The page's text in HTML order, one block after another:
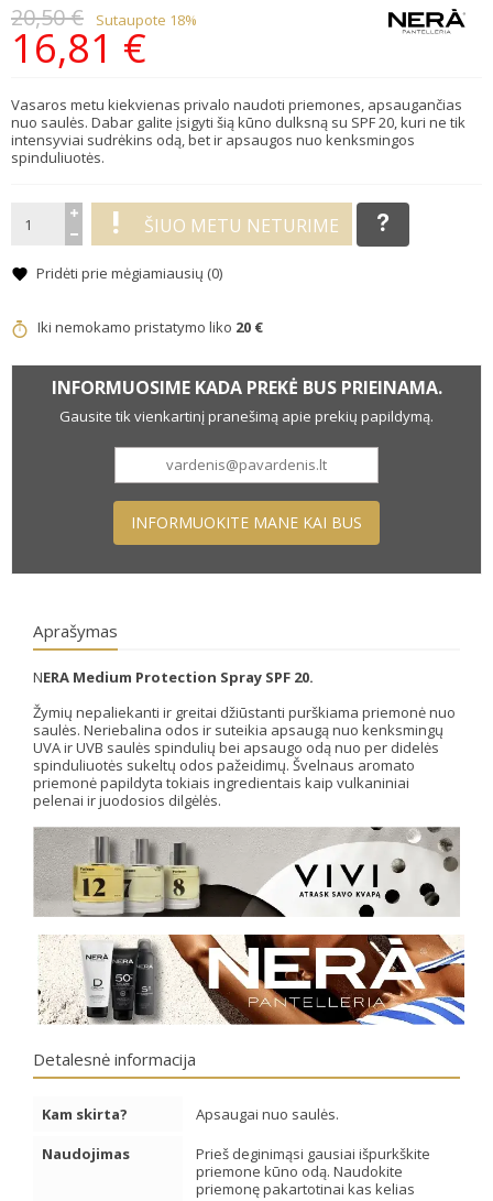
20,50 € Sutaupote 18%
16,81 €
Vasaros metu kiekvienas privalo naudoti priemones, apsaugančias
nuo saulės. Dabar galite įsigyti šią kūno dulksną su SPF 20, kuri ne tik
intensyviai sudrėkins odą, bet ir apsaugos nuo kenksmingos
spinduliuotės.
ŠIUO METU NETURIME
Pridėti prie mėgiamiausių (0)
Iki nemokamo pristatymo liko 20 €
INFORMUOSIME KADA PREKĖ BUS PRIEINAMA.
Gausite tik vienkartinį pranešimą apie prekių papildymą.
INFORMUOKITE MANE KAI BUS
Aprašymas
NERA Medium Protection Spray SPF 20.
Žymių nepaliekanti ir greitai džiūstanti purškiama priemonė nuo
saulės. Neriebalina odos ir suteikia apsaugą nuo kenksmingų
UVA ir UVB saulės spindulių bei apsaugo odą nuo per didelės
spinduliuotės sukeltų odos pažeidimų. Švelnaus aromato
priemonė papildyta tokiais ingredientais kaip vulkaniniai
pelenai ir juodosios dilgėlės.
Detalesnė informacija
Kam skirta?
Apsaugai nuo saulės.
Naudojimas
Prieš deginimąsi gausiai išpurkškite
priemone kūno odą. Naudokite
priemonę pakartotinai kas kelias